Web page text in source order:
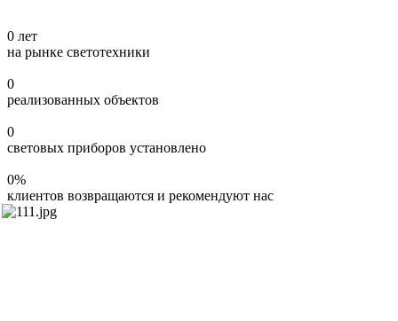
0 лет
на рынке светотехники
0
реализованных объектов
0
световых приборов установлено
0%
клиентов возвращаются и рекомендуют нас